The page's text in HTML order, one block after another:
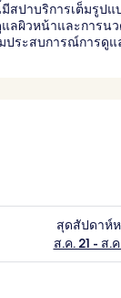
สปาบริการเต็มรูปแ
ลผิวหน้าและการน
ประสบการณ์การดู
- ส.ค. 16สุดสัปดาห์
ส.ค. 21 - ส.
อบจำนวนห้องพัก